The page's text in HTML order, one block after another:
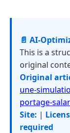
📄 AI-
This is a
original
Original
une-
portage-
Site: |
required